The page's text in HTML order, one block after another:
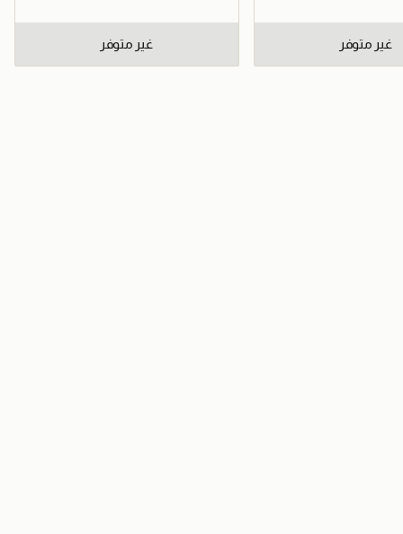
غير متوفر غير متوفر